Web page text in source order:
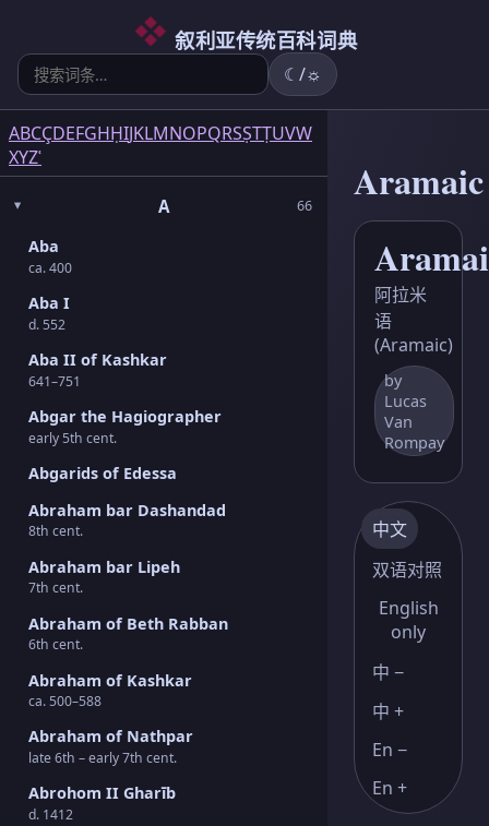
叙利亚传统百科词典
☾/☼
ABCÇDEFGHḤIJKLMNOPQRSṢTṬUVW
XYZʿ
A 66
Aba
ca. 400
Aba I
d. 552
Aba II of Kashkar
641–751
Abgar the Hagiographer
early 5th cent.
Abgarids of Edessa
Abraham bar Dashandad
8th cent.
Abraham bar Lipeh
7th cent.
Abraham of Beth Rabban
6th cent.
Abraham of Kashkar
ca. 500–588
Abraham of Nathpar
late 6th – early 7th cent.
Abrohom II Gharīb
d. 1412
Aramaic
阿拉米
语
(Aramaic)
by
Lucas
Van
Rompay
中文
双语对照
English
only
中 −
中 +
En −
En +